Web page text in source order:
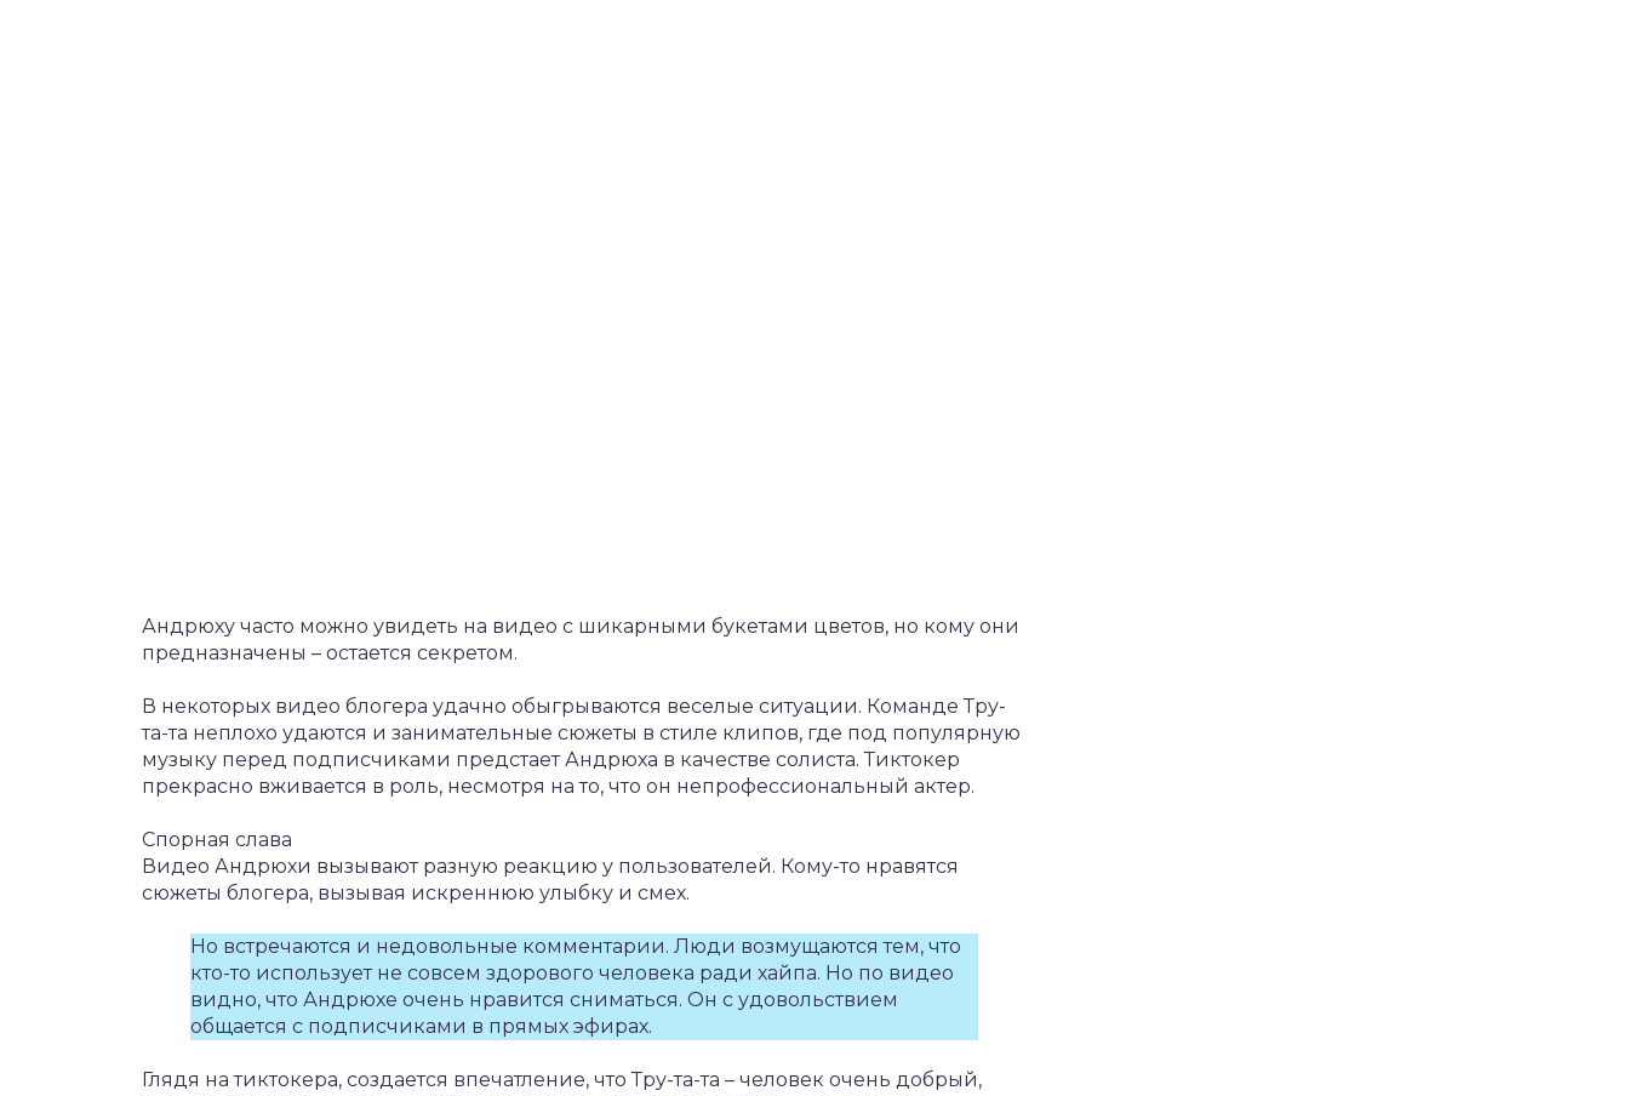
Андрюху часто можно увидеть на видео с шикарными букетами цветов, но кому они
предназначены – остается секретом.
В некоторых видео блогера удачно обыгрываются веселые ситуации. Команде Тру-
та-та неплохо удаются и занимательные сюжеты в стиле клипов, где под популярную
музыку перед подписчиками предстает Андрюха в качестве солиста. Тиктокер
прекрасно вживается в роль, несмотря на то, что он непрофессиональный актер.
Спорная слава
Видео Андрюхи вызывают разную реакцию у пользователей. Кому-то нравятся
сюжеты блогера, вызывая искреннюю улыбку и смех.
Но встречаются и недовольные комментарии. Люди возмущаются тем, что
кто-то использует не совсем здорового человека ради хайпа. Но по видео
видно, что Андрюхе очень нравится сниматься. Он с удовольствием
общается с подписчиками в прямых эфирах.
Глядя на тиктокера, создается впечатление, что Тру-та-та – человек очень добрый,